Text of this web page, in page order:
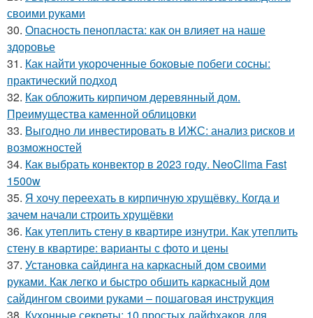
своими руками
30. Опасность пенопласта: как он влияет на наше
здоровье
31. Как найти укороченные боковые побеги сосны:
практический подход
32. Как обложить кирпичом деревянный дом.
Преимущества каменной облицовки
33. Выгодно ли инвестировать в ИЖС: анализ рисков и
возможностей
34. Как выбрать конвектор в 2023 году. NeoClima Fast
1500w
35. Я хочу переехать в кирпичную хрущёвку. Когда и
зачем начали строить хрущёвки
36. Как утеплить стену в квартире изнутри. Как утеплить
стену в квартире: варианты с фото и цены
37. Установка сайдинга на каркасный дом своими
руками. Как легко и быстро обшить каркасный дом
сайдингом своими руками – пошаговая инструкция